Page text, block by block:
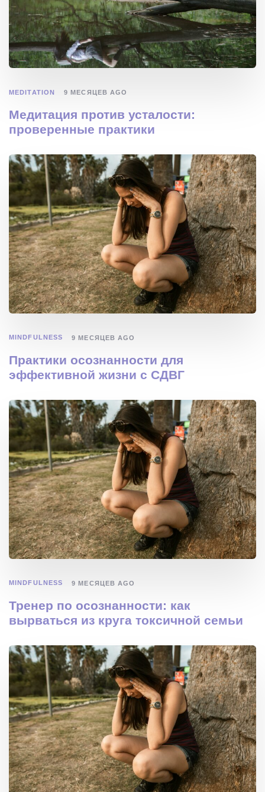
MEDITATION 9 МЕСЯЦЕВ AGO
Медитация против усталости:
проверенные практики
MINDFULNESS 9 МЕСЯЦЕВ AGO
Практики осознанности для
эффективной жизни с СДВГ
MINDFULNESS 9 МЕСЯЦЕВ AGO
Тренер по осознанности: как
вырваться из круга токсичной семьи